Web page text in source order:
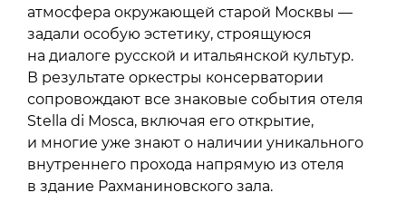
атмосфера окружающей старой Москвы —
задали особую эстетику, строящуюся
на диалоге русской и итальянской культур.
В результате оркестры консерватории
сопровождают все знаковые события отеля
Stella di Mosca, включая его открытие,
и многие уже знают о наличии уникального
внутреннего прохода напрямую из отеля
в здание Рахманиновского зала.